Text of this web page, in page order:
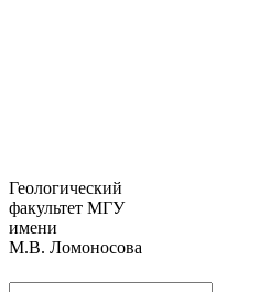
Геологический
факультет МГУ
имени
М.В. Ломоносова